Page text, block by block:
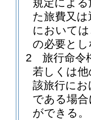
規定によ
た旅費又
において
の必要と
2
旅行命令
若しくは
該旅行に
である場
ができる。